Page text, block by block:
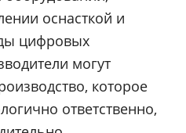
оснасткой и
цифровых
могут
которое
ответственно,